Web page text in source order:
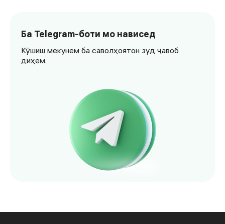
Ба Telegram-боти мо нависед
Кӯшиш мекунем ба саволҳоятон зуд ҷавоб
диҳем.